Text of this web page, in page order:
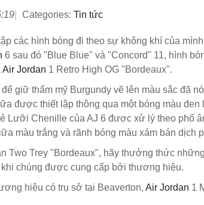
Categories: Tin tức
các hình bóng đi theo sự không khí của
6 sau đó "Blue Blue" và "Concord" 11, hình
Air Jordan 1 Retro High OG "Bordeaux".
giữ thẩm mỹ Burgundy vẽ lên màu sắc đã
được thiết lập thông qua một bóng màu
Lưỡi Chenille của AJ 6 được xử lý theo
màu trắng và rãnh bóng màu xám bán
Two Trey "Bordeaux", hãy thưởng thức
chúng được cung cấp bởi thương hiệu.
hiệu có trụ sở tại Beaverton, Air Jordan 1